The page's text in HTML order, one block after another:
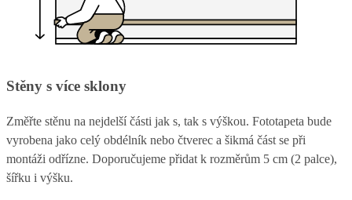
Stěny s více sklony
Změřte stěnu na nejdelší části jak s, tak s výškou. Fototapeta bude
vyrobena jako celý obdélník nebo čtverec a šikmá část se při
montáži odřízne. Doporučujeme přidat k rozměrům 5 cm (2 palce),
šířku i výšku.